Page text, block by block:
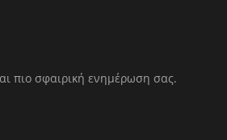
πιο σφαιρική ενημέρωση σας.